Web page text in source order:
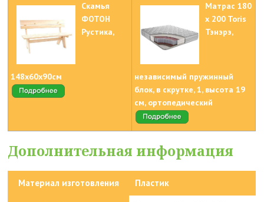
Скамья
ФОТОН
Рустика,
148х60х90см
Матрас 180
x 200 Toris
Тэнэрэ,
независимый пружинный
блок, в скрутке, 1, высота 19
см, ортопедический
Дополнительная информация
Материал изготовления Пластик